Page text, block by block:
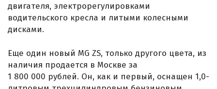
двигателя, электрорегулировками
водительского кресла и литыми колесными
дисками.
Еще один новый MG ZS, только другого цвета, из
наличия продается в Москве за
1 800 000 рублей. Он, как и первый, оснащен 1,0-